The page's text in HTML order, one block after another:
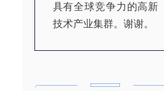
具有全球竞争力的高新
技术产业集群。谢谢。